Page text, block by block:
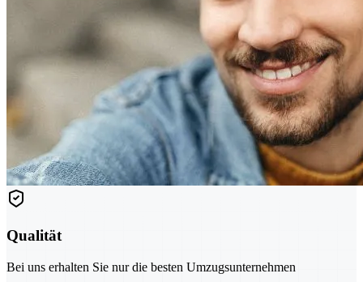
Qualität
Bei uns erhalten Sie nur die besten Umzugsunternehmen